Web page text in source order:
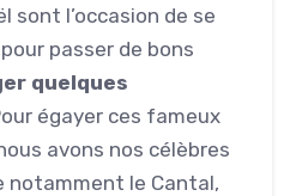
sont l’occasion de se
passer de bons
quelques
égayer ces fameux
avons nos célèbres
notamment le Cantal,